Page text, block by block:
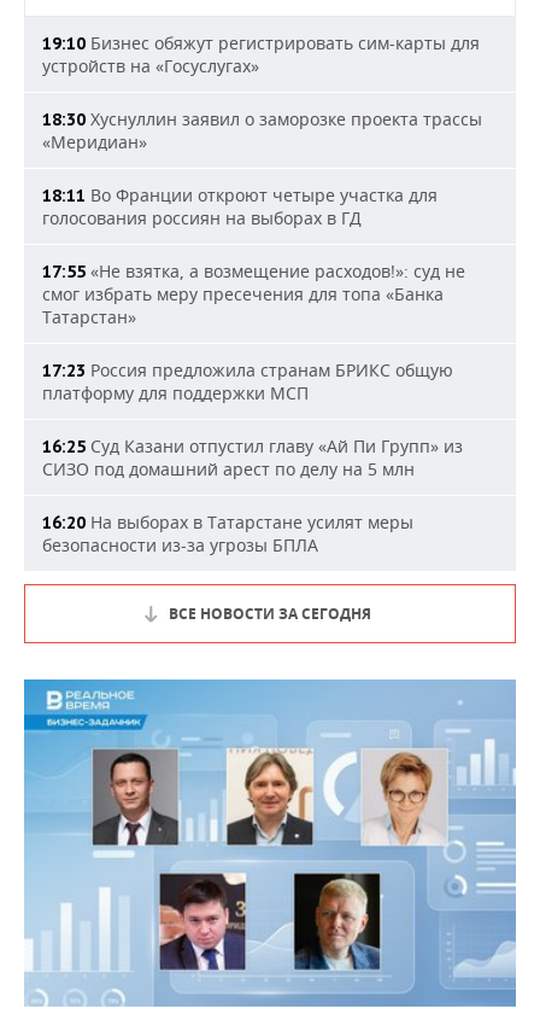
19:10 Бизнес обяжут регистрировать сим-карты для
устройств на «Госуслугах»
18:30 Хуснуллин заявил о заморозке проекта трассы
«Меридиан»
18:11 Во Франции откроют четыре участка для
голосования россиян на выборах в ГД
17:55 «Не взятка, а возмещение расходов!»: суд не
смог избрать меру пресечения для топа «Банка
Татарстан»
17:23 Россия предложила странам БРИКС общую
платформу для поддержки МСП
16:25 Суд Казани отпустил главу «Ай Пи Групп» из
СИЗО под домашний арест по делу на 5 млн
16:20 На выборах в Татарстане усилят меры
безопасности из-за угрозы БПЛА
ВСЕ НОВОСТИ ЗА СЕГОДНЯ